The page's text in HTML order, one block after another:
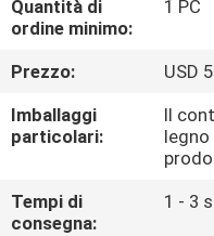
CONTROLLO
DI
QUALITÀ
CONTATTICI
Quantità di
ordine minimo:
1 PC
Prezzo:
USD
Imballaggi
particolari:
Il
Tempi di
consegna:
1 - 3